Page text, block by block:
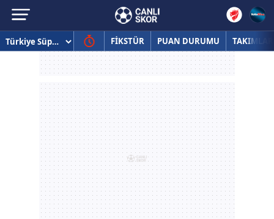
FİKSTÜR PUAN DURUMU TAKIMLAR